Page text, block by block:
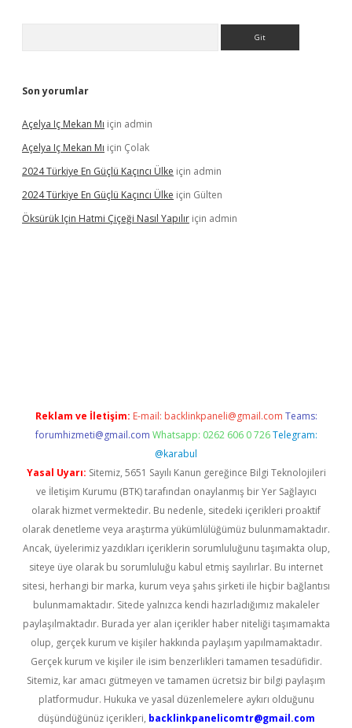
Son yorumlar
Açelya Iç Mekan Mı için admin
Açelya Iç Mekan Mı için Çolak
2024 Türkiye En Güçlü Kaçıncı Ülke için admin
2024 Türkiye En Güçlü Kaçıncı Ülke için Gülten
Öksürük Için Hatmi Çiçeği Nasıl Yapılır için admin
Reklam ve İletişim: E-mail: backlinkpaneli@gmail.com Teams:
forumhizmeti@gmail.com Whatsapp: 0262 606 0 726 Telegram:
@karabul
Yasal Uyarı: Sitemiz, 5651 Sayılı Kanun gereğince Bilgi Teknolojileri
ve İletişim Kurumu (BTK) tarafından onaylanmış bir Yer Sağlayıcı
olarak hizmet vermektedir. Bu nedenle, sitedeki içerikleri proaktif
olarak denetleme veya araştırma yükümlülüğümüz bulunmamaktadır.
Ancak, üyelerimiz yazdıkları içeriklerin sorumluluğunu taşımakta olup,
siteye üye olarak bu sorumluluğu kabul etmiş sayılırlar. Bu internet
sitesi, herhangi bir marka, kurum veya şahıs şirketi ile hiçbir bağlantısı
bulunmamaktadır. Sitede yalnızca kendi hazırladığımız makaleler
paylaşılmaktadır. Burada yer alan içerikler haber niteliği taşımamakta
olup, gerçek kurum ve kişiler hakkında paylaşım yapılmamaktadır.
Gerçek kurum ve kişiler ile isim benzerlikleri tamamen tesadüfidir.
Sitemiz, kar amacı gütmeyen ve tamamen ücretsiz bir bilgi paylaşım
platformudur. Hukuka ve yasal düzenlemelere aykırı olduğunu
düşündüğünüz içerikleri, backlinkpanelicomtr@gmail.com